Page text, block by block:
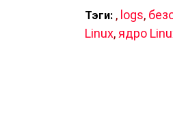
Тэги: , logs,
Linux, ядро